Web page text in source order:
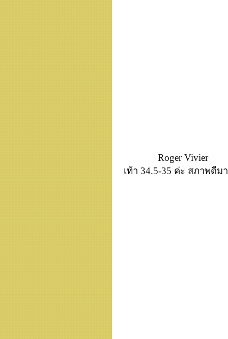
Roger Vivier
เท้า 34.5-35 ค่ะ สภาพดีม